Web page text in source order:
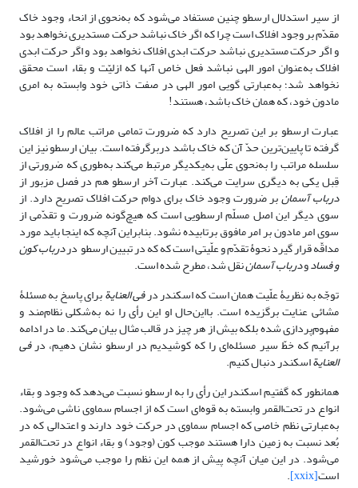
از سیر استدلال ارسطو چنین مستفاد می‌شود که به‌نحوی از انحاء وجود خاک
مقدّم بر وجود افلاک است چرا که اگر خاک نباشد حرکت مستدیری نخواهد بود
و اگر حرکت مستدیری نباشد حرکت ابدی افلاک نخواهد بود و اگر حرکت ابدی
افلاک به‌عنوان امور الهی نباشد فعل خاص آنها که ازلیّت و بقاء است محقق
نخواهد شد؛ به‌عبارتی گویی امور الهی در صفت ذاتی خود وابسته به امری
مادون خود، که همان خاک باشد، هستند!
عبارت ارسطو بر این تصریح دارد که ضرورت تمامی مراتب عالم را از افلاک
گرفته تا پایین‌ترین حدّ آن که خاک باشد دربرگرفته است. بیان ارسطو نیز این
سلسله مراتب را به‌نحوی علّی به‌یکدیگر مرتبط می‌کند به‌طوری که ضرورتی از
قِبل یکی به دیگری سرایت می‌کند. عبارت آخر ارسطو هم در فصل مزبور از
درباب آسمانبر ضرورت وجود خاک برای دوام حرکت افلاک تصریح دارد. از
سوی دیگر این اصل مسلّم ارسطویی است که هیچ‌گونه ضرورت و تقدّمی از
سوی امر مادون بر امر مافوق برتابیده نشود. بنابراین آنچه که اینجا باید مورد
مداقّه قرار گیرد نحوۀ تقدّم و علّیتی است که که در تبیین ارسطو دردرباب کون
و فسادودرباب آسماننقل شد، مطرح شده است.
توجّه به نظریۀ علّیت همان است که اسکندر درفی العنایةبرای پاسخ به مسئلۀ
مشائی عنایت برگزیده است. بااین‌حال او این رأی را نه به‌شکلی نظام‌مند و
مفهوم‌پردازی شده بلکه بیش از هر چیز در قالب مثال بیان می‌کند. ما در ادامه
برآنیم که خطّ سیر مسئله‌ای را که کوشیدیم در ارسطو نشان دهیم، درفی
العنایةاسکندر دنبال کنیم.
همانطور که گفتیم اسکندر این رأی را به ارسطو نسبت می‌دهد که وجود و بقاء
انواع در تحت‌القمر وابسته به قوه‌ای است که از اجسام سماوی ناشی می‌شود.
به‌عبارتی نظم خاصی که اجسام سماوی در حرکت خود دارند و اعتدالی که در
بُعد نسبت به زمین دارا هستند موجب کون (وجود) و بقاء انواع در تحت‌القمر
می‌شود. در این میان آنچه پیش از همه این نظم را موجب می‌شود خورشید
است[xxix]
.